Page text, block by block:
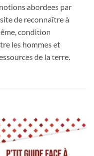
abordees par
de reconnaître à
condition
les hommes et
de la terre.